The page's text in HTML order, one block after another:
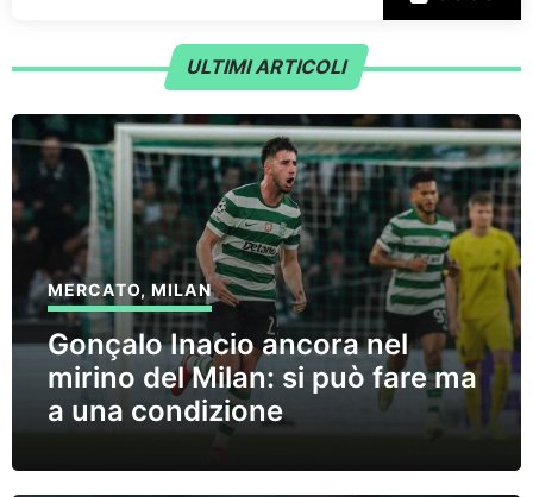
ULTIMI ARTICOLI
MERCATO,MILAN
Gonçalo Inacio ancora nel
mirino del Milan: si può fare ma
a una condizione